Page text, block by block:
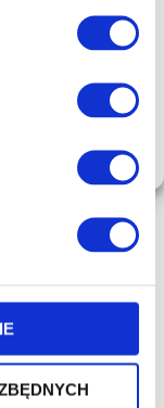
Polityce